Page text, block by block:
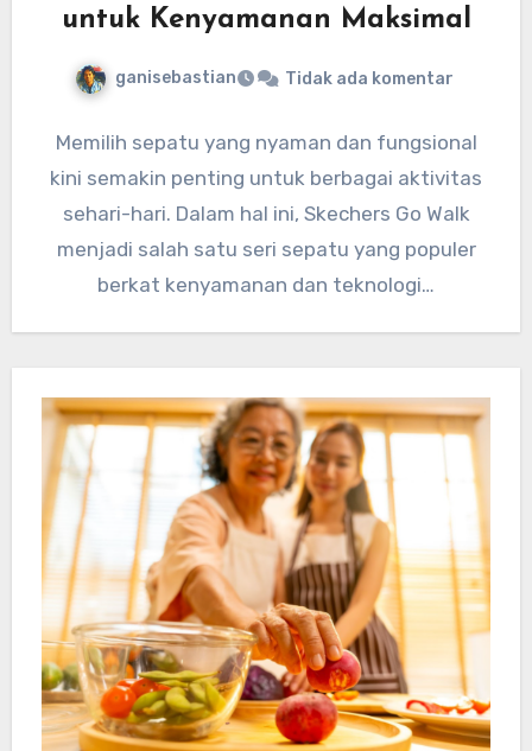
untuk Kenyamanan Maksimal
ganisebastian Tidak ada komentar
Memilih sepatu yang nyaman dan fungsional
kini semakin penting untuk berbagai aktivitas
sehari-hari. Dalam hal ini, Skechers Go Walk
menjadi salah satu seri sepatu yang populer
berkat kenyamanan dan teknologi…